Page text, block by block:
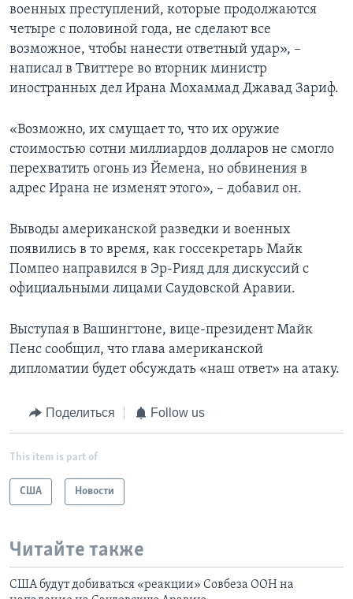
военных преступлений, которые продолжаются
четыре с половиной года, не сделают все
возможное, чтобы нанести ответный удар», –
написал в Твиттере во вторник министр
иностранных дел Ирана Мохаммад Джавад Зариф.
«Возможно, их смущает то, что их оружие
стоимостью сотни миллиардов долларов не смогло
перехватить огонь из Йемена, но обвинения в
адрес Ирана не изменят этого», – добавил он.
Выводы американской разведки и военных
появились в то время, как госсекретарь Майк
Помпео направился в Эр-Рияд для дискуссий с
официальными лицами Саудовской Аравии.
Выступая в Вашингтоне, вице-президент Майк
Пенс сообщил, что глава американской
дипломатии будет обсуждать «наш ответ» на атаку.
Поделиться Follow us
This item is part of
США Новости
Читайте также
США будут добиваться «реакции» Совбеза ООН на